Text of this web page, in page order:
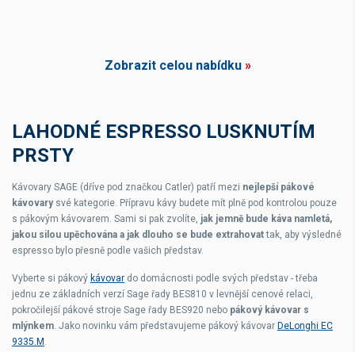
Zobrazit celou nabídku»
LAHODNÉ ESPRESSO LUSKNUTÍM
PRSTY
Kávovary SAGE (dříve pod značkou Catler) patří mezi nejlepší pákové
kávovarysvé kategorie. Přípravu kávy budete mít plně pod kontrolou pouze
s pákovým kávovarem. Sami si pak zvolíte, jak jemně bude káva namletá,
jakou silou upěchována a jak dlouho se bude extrahovattak, aby výsledné
espresso bylo přesně podle vašich představ.
Vyberte si pákový kávovar do domácnosti podle svých představ - třeba
jednu ze základních verzí Sage řady BES810 v levnější cenové relaci,
pokročilejší pákové stroje Sage řady BES920 nebo pákový kávovar s
mlýnkem. Jako novinku vám představujeme pákový kávovar DeLonghi EC
9335.M .